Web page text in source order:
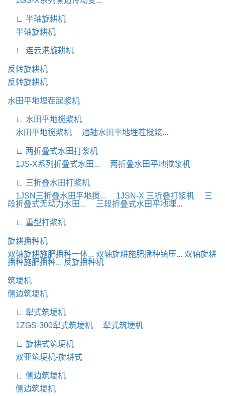
∟ 半轴旋耕机
半轴旋耕机
∟ 连云港旋耕机
反转旋耕机
反转旋耕机
水田平地埋茬起浆机
∟ 水田平地搅浆机
水田平地搅浆机
通轴水田平地埋茬搅浆...
∟ 两折叠式水田打浆机
1JS-X系列折叠式水田...
两折叠水田平地搅浆机
∟ 三折叠水田打浆机
1JSN三折叠水田平地搅...
1JSN-X 三折叠打浆机
三
段折叠式无动力水田...
三段折叠式水田平地埋...
∟ 重型打浆机
旋耕播种机
双轴旋耕施肥播种一体... 双轴旋耕施肥播种镇压... 双轴旋耕
播种施肥播种... 反旋播种机
筑埂机
侧边筑埂机
∟ 犁式筑埂机
1ZGS-300犁式筑埂机
犁式筑埂机
∟ 旋耕式筑埂机
双亚筑埂机-旋耕式
∟ 侧边筑埂机
侧边筑埂机